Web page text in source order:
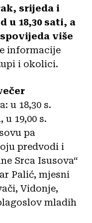
srijeda i
u 18,30 sati, a
više
informacije
i okolici.
u 18,30 s.
19,00 s.
pa
predvodi i
Srca Isusova“
Palić, mjesni
Vidonje,
mladih